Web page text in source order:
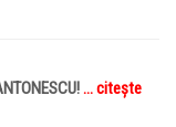
... citește